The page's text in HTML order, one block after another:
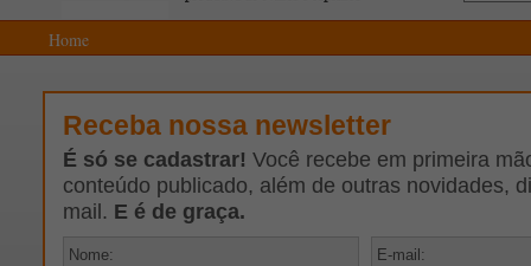
Home
Receba nossa newsletter
É só se cadastrar! Você recebe em primeira
conteúdo publicado, além de outras novidades,
mail. E é de graça.